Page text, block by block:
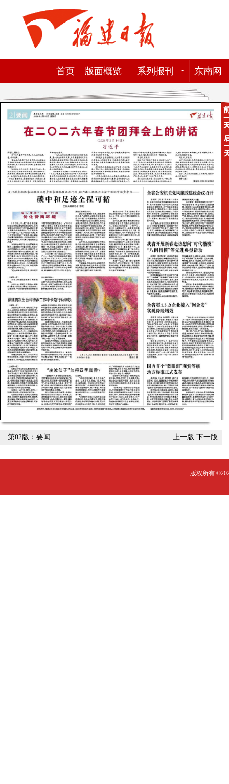
首页 版面概览 系列报刊 东南网
第02版：要闻 上一版 下一版
版权所有